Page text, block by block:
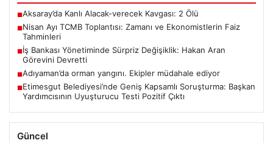
■Aksaray’da Kanlı Alacak-verecek Kavgası: 2 Ölü
■Nisan Ayı TCMB Toplantısı: Zamanı ve Ekonomistlerin Faiz
Tahminleri
■İş Bankası Yönetiminde Sürpriz Değişiklik: Hakan Aran
Görevini Devretti
■Adıyaman’da orman yangını. Ekipler müdahale ediyor
■Etimesgut Belediyesi’nde Geniş Kapsamlı Soruşturma: Başkan
Yardımcısının Uyuşturucu Testi Pozitif Çıktı
Güncel